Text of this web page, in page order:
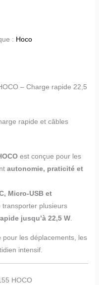
: Hoco
– Charge rapide 22,5
rapide et câbles
est conçue pour les
autonomie, praticité et
Micro-USB et
transporter plusieurs
jusqu’à 22,5 W.
les déplacements, les
intensif.
HOCO